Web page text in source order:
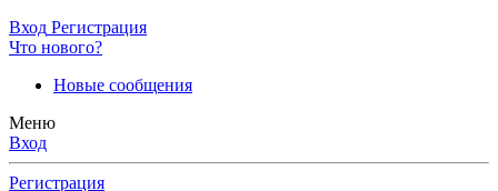
Вход Регистрация
Что нового?
Новые сообщения
Меню
Вход
Регистрация